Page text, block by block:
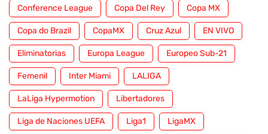
Conference League Copa Del Rey Copa MX
Copa do Brazil CopaMX Cruz Azul EN VIVO
Eliminatorias Europa League Europeo Sub-21
Femenil Inter Miami LALIGA
LaLiga Hypermotion Libertadores
Liga de Naciones UEFA Liga1 LigaMX